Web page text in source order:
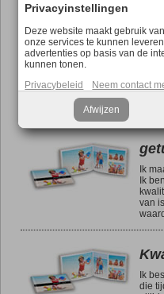
foto's
dat
Ik
Ik
van
Ik
die
Privacyinstellingen
Deze website maakt gebruik
onze services te kunnen
advertenties op basis van de
kunnen tonen.
Privacybeleid
Neem contact
Afwijzen